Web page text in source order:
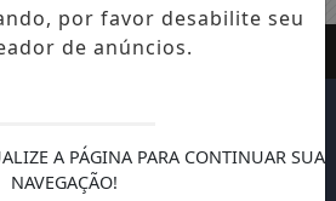
por favor desabilite seu
de anúncios.
A PÁGINA PARA CONTINUAR SUA
NAVEGAÇÃO!